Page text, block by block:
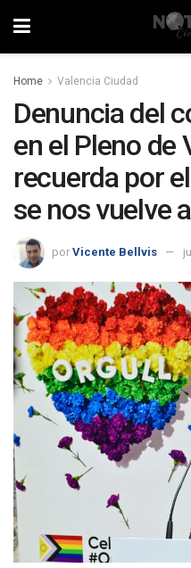
Home Valencia Ciudad
Denuncia del
en el Pleno de
recuerda por
se nos vuelve
por Vicente Bellvis